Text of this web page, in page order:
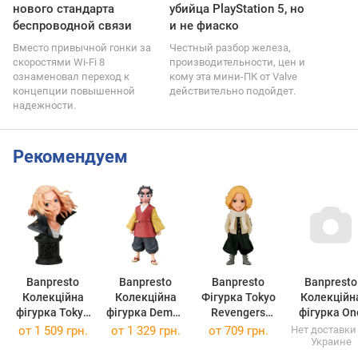
нового стандарта
беспроводной связи
Вместо привычной гонки за
скоростями Wi-Fi 8
ознаменовал переход к
концепции повышенной
надежности.
убийца PlayStation 5, но
и не фиаско
Честный разбор железа,
производительности, цен и
кому эта мини-ПК от Valve
действительно подойдет.
Рекомендуем
Banpresto
Колекційна
фігурка Tokyo
Revengers
Banpresto
Колекційна
фігурка Demon
Slayer: Kimetsu
Banpresto
Фігурка Tokyo
Revengers
Seiyakessen 2
Banpresto
фігурка One
Piece
(125485)
от 1 509 грн. от 1 329 грн. от 709 грн.
Нет
Украине